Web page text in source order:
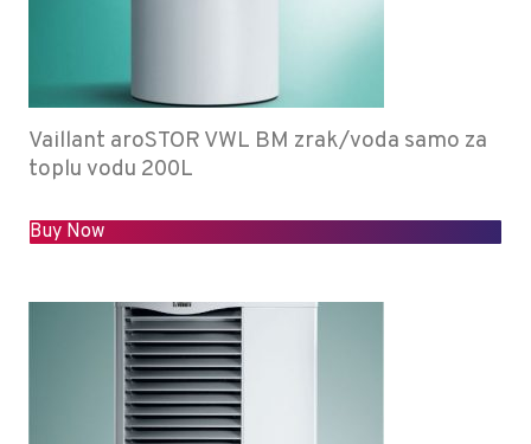
Vaillant aroSTOR VWL BM zrak/voda samo za
toplu vodu 200L
Buy Now